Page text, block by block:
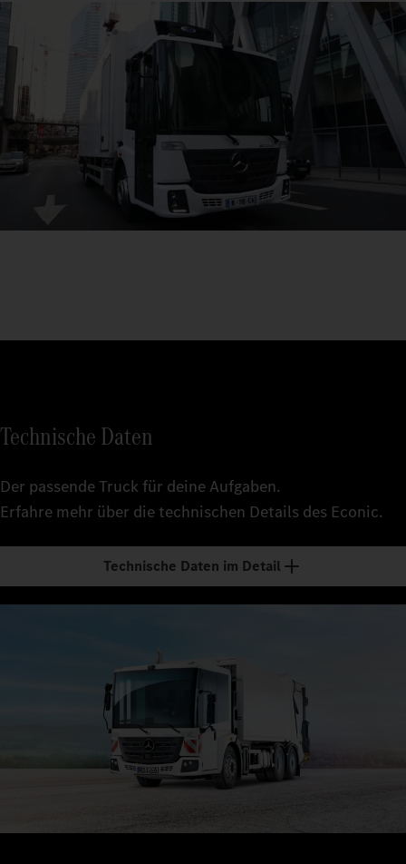
Technische Daten
Der passende Truck für deine Aufgaben.
Erfahre mehr über die technischen Details des Econic.
Technische Daten im Detail